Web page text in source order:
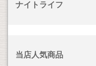
ナイトライフ
当店人気商品